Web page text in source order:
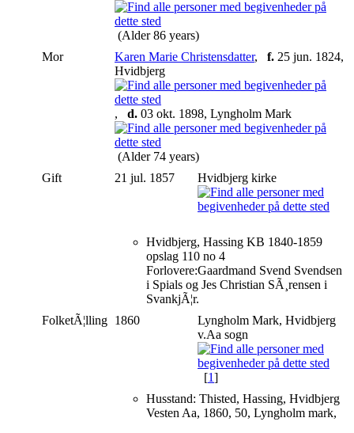
(Alder 86 years)
Mor
Karen Marie Christensdatter, f. 25 jun. 1824,
Hvidbjerg
, d. 03 okt. 1898, Lyngholm Mark
(Alder 74 years)
Gift
21 jul. 1857 Hvidbjerg kirke
Hvidbjerg, Hassing KB 1840-1859
opslag 110 no 4
Forlovere:Gaardmand Svend Svendsen
i Spials og Jes Christian SÃ¸rensen i
SvankjÃ¦r.
FolketÃ¦lling 1860
Lyngholm Mark, Hvidbjerg
v.Aa sogn
[1]
Husstand: Thisted, Hassing, Hvidbjerg
Vesten Aa, 1860, 50, Lyngholm mark,